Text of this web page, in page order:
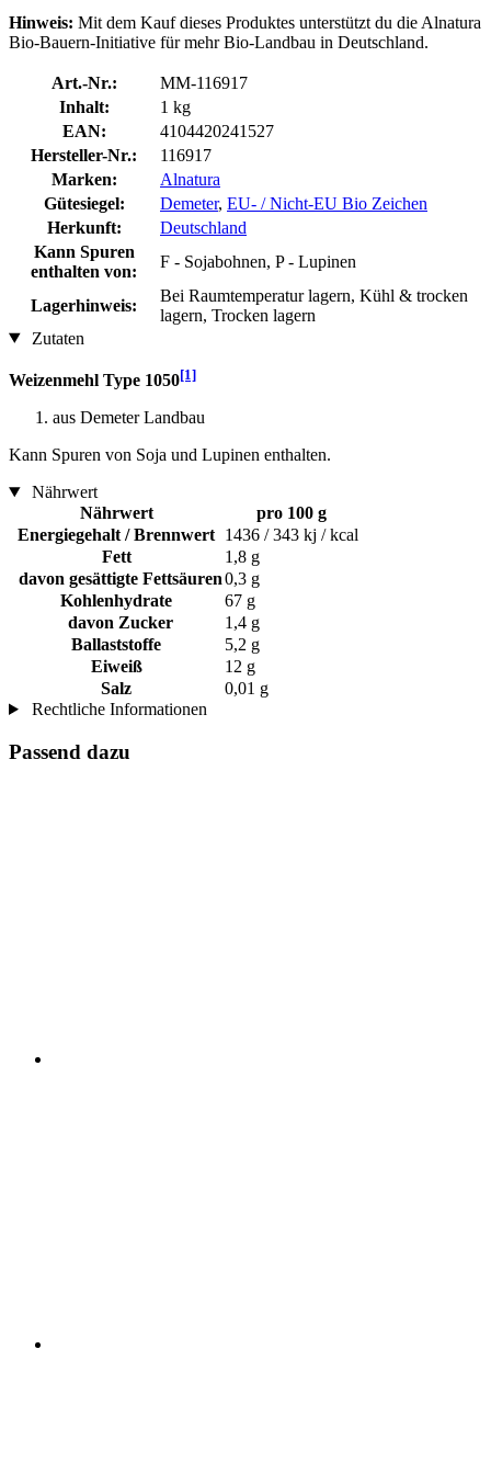
Hinweis: Mit dem Kauf dieses Produktes unterstützt du die Alnatura
Bio-Bauern-Initiative für mehr Bio-Landbau in Deutschland.
Art.-Nr.:
MM-116917
Inhalt:
1 kg
EAN:
4104420241527
Hersteller-Nr.:
116917
Marken:
Alnatura
Gütesiegel:
Demeter, EU- / Nicht-EU Bio Zeichen
Herkunft:
Deutschland
Kann Spuren
enthalten von:
F - Sojabohnen, P - Lupinen
Lagerhinweis:
Bei Raumtemperatur lagern, Kühl & trocken
lagern, Trocken lagern
Zutaten
Weizenmehl Type 1050[1]
aus Demeter Landbau
Kann Spuren von Soja und Lupinen enthalten.
Nährwert
Nährwert
pro 100 g
Energiegehalt / Brennwert 1436 / 343 kj / kcal
Fett
1,8 g
davon gesättigte Fettsäuren0,3 g
Kohlenhydrate
67 g
davon Zucker
1,4 g
Ballaststoffe
5,2 g
Eiweiß
12 g
Salz
0,01 g
Rechtliche Informationen
Passend dazu